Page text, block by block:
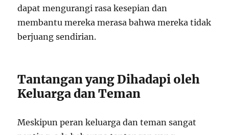
dapat mengurangi rasa kesepian dan
membantu mereka merasa bahwa mereka tidak
berjuang sendirian.
Tantangan yang Dihadapi oleh
Keluarga dan Teman
Meskipun peran keluarga dan teman sangat